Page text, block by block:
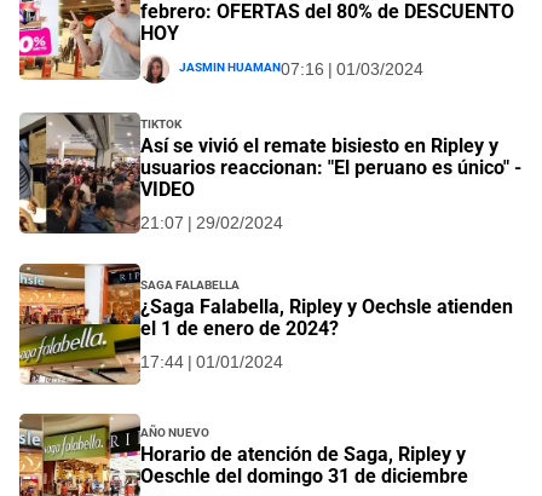
febrero: OFERTAS del 80% de DESCUENTO
HOY
Jasmin Huaman07:16 | 01/03/2024
TikTok
Así se vivió el remate bisiesto en Ripley y
usuarios reaccionan: "El peruano es único" -
VIDEO
21:07 | 29/02/2024
Saga Falabella
¿Saga Falabella, Ripley y Oechsle atienden
el 1 de enero de 2024?
17:44 | 01/01/2024
Año Nuevo
Horario de atención de Saga, Ripley y
Oeschle del domingo 31 de diciembre